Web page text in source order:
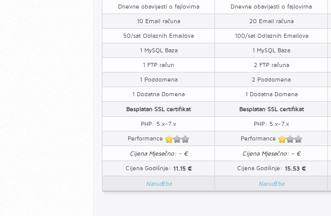
Narudžba Narudžba
Dnevne obavijesti o fajlovima
Dnevne obavijesti o fajlovima
10 Email računa
20 Email računa
50/sat Odlaznih Emailova
100/sat Odlaznih Emailova
1 MySQL Baza
1 MySQL Baza
1 FTP račun
2 FTP računa
1 Poddomena
2 Poddomena
1 Dodatna Domena
1 Dodatna Domena
Besplatan SSL certifikat
Besplatan SSL certifikat
PHP: 5.x-7.x
PHP: 5.x-7.x
Performance
Performance
Cijena Mjesečno: - €
Cijena Mjesečno: - €
Cijena Godišnje: 11.15 € Cijena Godišnje: 15.53 €